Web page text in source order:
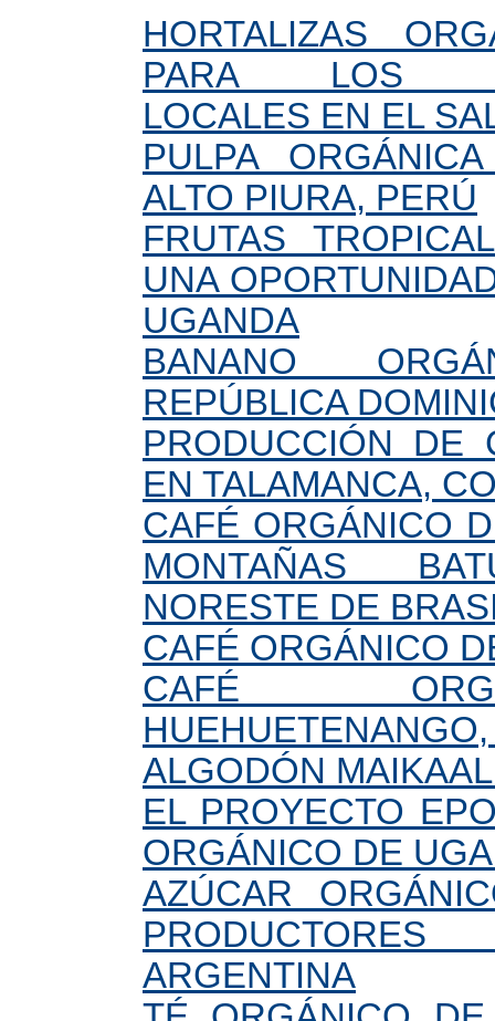
HORTALIZAS
PARA LOS
LOCALES EN EL
PULPA
ALTO PIURA, PERÚ
FRUTAS
UNA
UGANDA
BANANO
REPÚBLICA
PRODUCCIÓN DE
EN TALAMANCA,
CAFÉ ORGÁNICO
MONTAÑAS
NORESTE DE
CAFÉ ORGÁNICO
CAFÉ
ALGODÓN
EL PROYECTO
ORGÁNICO DE
AZÚCAR
ARGENTINA